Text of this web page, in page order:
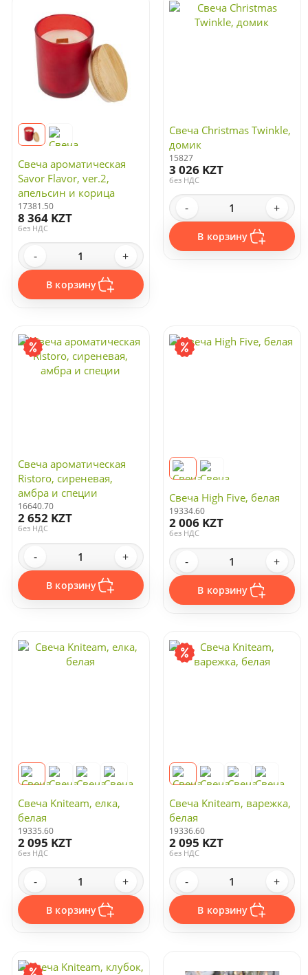
Свеча ароматическая
Savor Flavor, ver.2,
апельсин и корица
17381.50
8 364 KZT
без НДС
- +
В корзину
Свеча Christmas Twinkle,
домик
15827
3 026 KZT
без НДС
- +
В корзину
Свеча ароматическая
Ristoro, сиреневая,
амбра и специи
16640.70
2 652 KZT
без НДС
- +
В корзину
Свеча High Five, белая
19334.60
2 006 KZT
без НДС
- +
В корзину
Свеча Kniteam, елка,
белая
19335.60
2 095 KZT
без НДС
- +
В корзину
Свеча Kniteam, варежка,
белая
19336.60
2 095 KZT
без НДС
- +
В корзину